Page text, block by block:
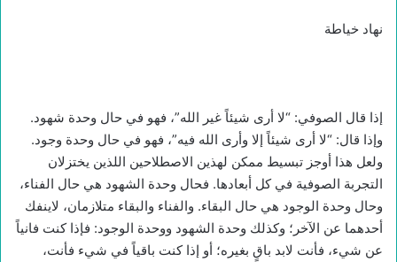
نهاد خياطة
إذا قال الصوفي: “لا أرى شيئاً غير الله”، فهو في حال وحدة شهود.
وإذا قال: “لا أرى شيئاً إلا وأرى الله فيه”، فهو في حال وحدة وجود.
ولعل هذا أوجز تبسيط ممكن لهذين الاصطلاحين اللذين يختزلان
التجربة الصوفية في كل أبعادها. فحال وحدة الشهود هي حال الفناء،
وحال وحدة الوجود هي حال البقاء. والفناء والبقاء متلازمان، لاينفك
أحدهما عن الآخر؛ وكذلك وحدة الشهود ووحدة الوجود: فإذا كنت فانياً
عن شيء، فأنت لابد باقٍ بغيره؛ أو إذا كنت باقياً في شيء فأنت،